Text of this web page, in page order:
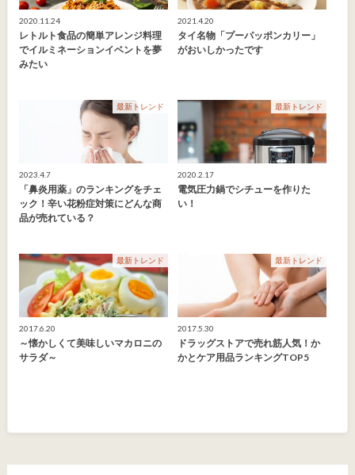
2020.11.24
レトルト食品の簡単アレンジ料理
でイルミネーションイベントを夢
みたい
2021.4.20
タイ名物「プーパッポンカリー」
がおいしかったです
最新トレンド
2023.4.7
「鼻炎用薬」のランキングをチェ
ック！辛い花粉症対策にどんな商
品が売れている？
最新トレンド
2020.2.17
電気圧力鍋でシチューを作りた
い！
最新トレンド
2017.6.20
～懐かしくて美味しいマカロニの
サラダ～
最新トレンド
2017.5.30
ドラッグストアで売れ筋人気！か
かとケア用品ランキングTOP5